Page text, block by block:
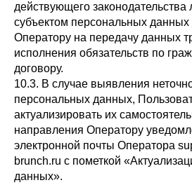
действующего законодательства
субъектом персональных данных
Оператору на передачу данных
исполнения обязательств по
договору.
10.3. В случае выявления
персональных данных,
актуализировать их
направления Оператору
электронной почты Оператора
brunch.ru с пометкой
данных».